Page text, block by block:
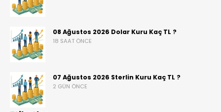
08 Ağustos 2026 Dolar Kuru Kaç TL ?
18 SAAT ÖNCE
07 Ağustos 2026 Sterlin Kuru Kaç TL ?
2 GÜN ÖNCE